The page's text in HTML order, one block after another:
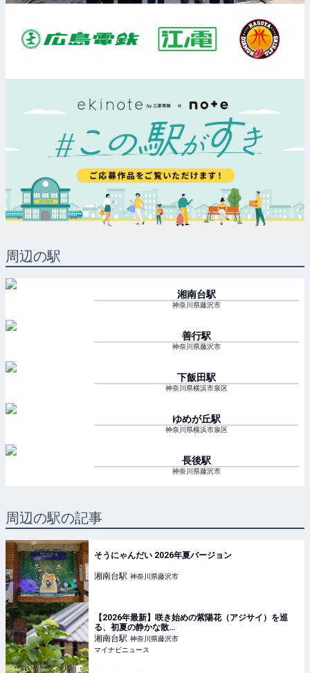
周辺の駅
湘南台駅
神奈川県藤沢市
善行駅
神奈川県藤沢市
下飯田駅
神奈川県横浜市泉区
ゆめが丘駅
神奈川県横浜市泉区
長後駅
神奈川県藤沢市
周辺の駅の記事
そうにゃんだい 2026年夏バージョン
湘南台駅 神奈川県藤沢市
【2026年最新】咲き始めの紫陽花（アジサイ）を巡
る、初夏の静かな散…
湘南台駅 神奈川県藤沢市
マイナビニュース